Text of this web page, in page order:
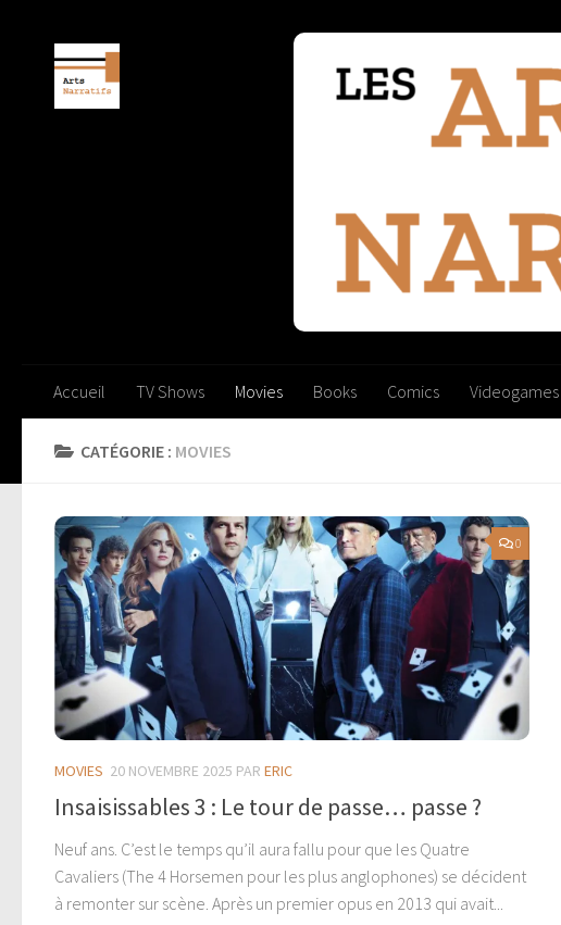
Accueil TV Shows Movies Books Comics Videogames
CATÉGORIE : MOVIES
0
MOVIES 20 NOVEMBRE 2025 PAR ERIC
Insaisissables 3 : Le tour de passe… passe ?
Neuf ans. C’est le temps qu’il aura fallu pour que les Quatre
Cavaliers (The 4 Horsemen pour les plus anglophones) se décident
à remonter sur scène. Après un premier opus en 2013 qui avait...